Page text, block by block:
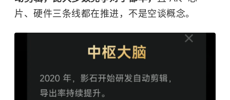
片、硬件三条线都在推进，不是空谈概念。